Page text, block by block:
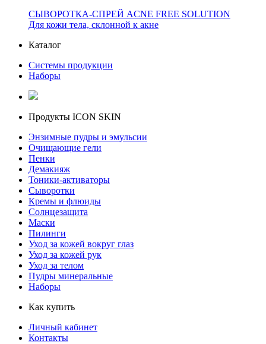
СЫВОРОТКА-СПРЕЙ ACNE FREE SOLUTION
Для кожи тела, склонной к акне
Каталог
Системы продукции
Наборы
Продукты ICON SKIN
Энзимные пудры и эмульсии
Очищающие гели
Пенки
Демакияж
Тоники-активаторы
Сыворотки
Кремы и флюиды
Солнцезащита
Маски
Пилинги
Уход за кожей вокруг глаз
Уход за кожей рук
Уход за телом
Пудры минеральные
Наборы
Как купить
Личный кабинет
Контакты